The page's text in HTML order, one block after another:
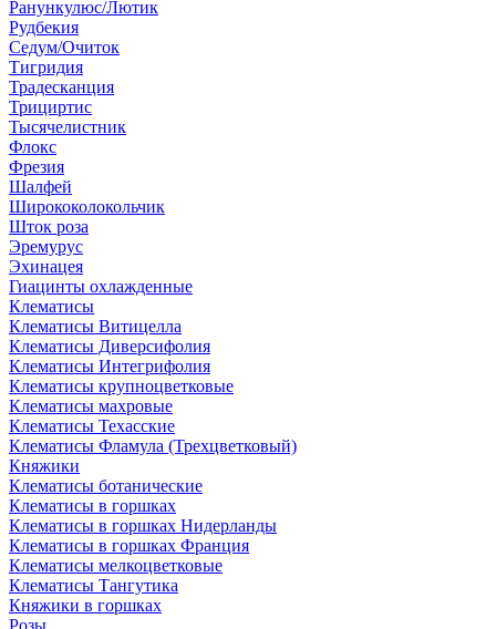
Ранункулюс/Лютик
Рудбекия
Седум/Очиток
Тигридия
Традесканция
Трициртис
Тысячелистник
Флокс
Фрезия
Шалфей
Ширококолокольчик
Шток роза
Эремурус
Эхинацея
Гиацинты охлажденные
Клематисы
Клематисы Витицелла
Клематисы Диверсифолия
Клематисы Интегрифолия
Клематисы крупноцветковые
Клематисы махровые
Клематисы Техасские
Клематисы Фламула (Трехцветковый)
Княжики
Клематисы ботанические
Клематисы в горшках
Клематисы в горшках Нидерланды
Клематисы в горшках Франция
Клематисы мелкоцветковые
Клематисы Тангутика
Княжики в горшках
Розы